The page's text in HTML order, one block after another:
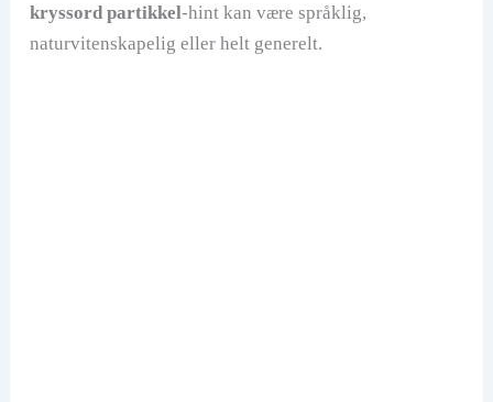
kryssord partikkel-hint kan være språklig,
naturvitenskapelig eller helt generelt.